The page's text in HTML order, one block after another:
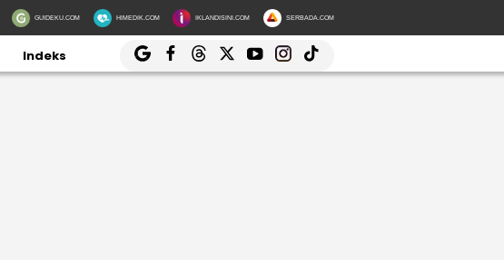
GUIDEKU.COM HIMEDIK.COM IKLANDISINI.COM SERBADA.COM
Indeks